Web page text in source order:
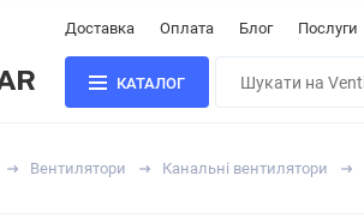
Доставка Оплата Блог Послуги
КАТАЛОГ
Вентилятори Канальні вентилятори